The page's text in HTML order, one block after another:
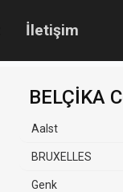
İletişim
BELÇİKA
Aalst
BRUXELLES
Genk